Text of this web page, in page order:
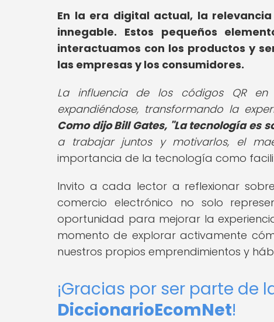
En la era digital actual, la
innegable. Estos pequeños
interactuamos con los productos y
las empresas y los consumidores.
La influencia de los códigos QR
expandiéndose, transformando la
Como dijo Bill Gates, "La tecnología es
a trabajar juntos y motivarlos, el
importancia de la tecnología como
Invito a cada lector a reflexionar
comercio electrónico no solo
oportunidad para mejorar la
momento de explorar activamente
nuestros propios emprendimientos y
¡Gracias por ser parte de
DiccionarioEcomNet!